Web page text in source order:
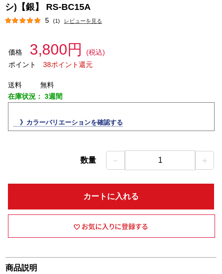
シ)【銀】 RS-BC15A
5 (1) レビューを見る
価格 3,800円
(税込)
ポイント
38ポイント還元
送料
無料
在庫状況： 3週間
》カラーバリエーションを確認する
数量 － 1 ＋
カートに入れる
商品説明